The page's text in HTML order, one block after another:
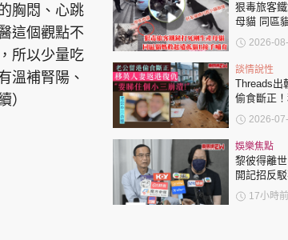
胸悶、心跳
這個觀點不
所以少量吃
溫補腎陽、
）
狠毒旅客
母貓 同區
B接手哺育
2026-
談情說性
Threads出
偷食斷正
復仇：要
潰！
2026-
娛樂焦點
黎彼得離
開記招反
光代好友
題
17小時前